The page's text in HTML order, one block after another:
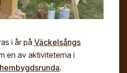
i år på Väckelsångs
en av aktiviteterna i
.
uppgifter angivna i formuläret
och lämnas aldrig ut till
organisation eller privatperson.